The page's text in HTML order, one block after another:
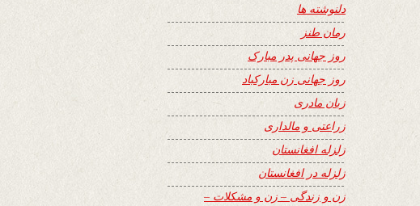
دلنوشته ها
رمان طنز
روز جهانی پدر مبارک
روز جهانی زن مبارکباد
زبان مادری
زراعتی و مالداری
زلزله افغانستان
زلزله در افغانستان
زن و زندگی – زن و مشکلات –